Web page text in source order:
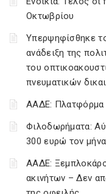
Οκτωβρίου
Υπερψηφίσθηκε
ανάδειξη της
του
πνευματικών
ΑΑΔΕ: Πλατφόρμα
Φιλοδωρήματα:
300 ευρώ τον
ΑΑΔΕ:
ακινήτων – Δεν